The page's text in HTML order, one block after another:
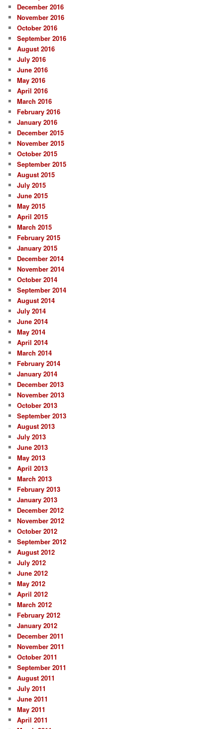
December 2016
November 2016
October 2016
September 2016
August 2016
July 2016
June 2016
May 2016
April 2016
March 2016
February 2016
January 2016
December 2015
November 2015
October 2015
September 2015
August 2015
July 2015
June 2015
May 2015
April 2015
March 2015
February 2015
January 2015
December 2014
November 2014
October 2014
September 2014
August 2014
July 2014
June 2014
May 2014
April 2014
March 2014
February 2014
January 2014
December 2013
November 2013
October 2013
September 2013
August 2013
July 2013
June 2013
May 2013
April 2013
March 2013
February 2013
January 2013
December 2012
November 2012
October 2012
September 2012
August 2012
July 2012
June 2012
May 2012
April 2012
March 2012
February 2012
January 2012
December 2011
November 2011
October 2011
September 2011
August 2011
July 2011
June 2011
May 2011
April 2011